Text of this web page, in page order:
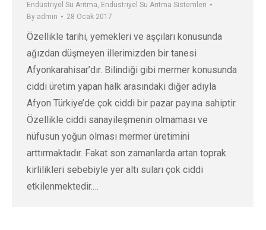
Endüstriyel Su Arıtma, Endüstriyel Su Arıtma Sistemleri
By admin 28 Ocak 2017
Özellikle tarihi, yemekleri ve aşçıları konusunda
ağızdan düşmeyen illerimizden bir tanesi
Afyonkarahisar’dır. Bilindiği gibi mermer konusunda
ciddi üretim yapan halk arasındaki diğer adıyla
Afyon Türkiye’de çok ciddi bir pazar payına sahiptir.
Özellikle ciddi sanayileşmenin olmaması ve
nüfusun yoğun olması mermer üretimini
arttırmaktadır. Fakat son zamanlarda artan toprak
kirlilikleri sebebiyle yer altı suları çok ciddi
etkilenmektedir.…